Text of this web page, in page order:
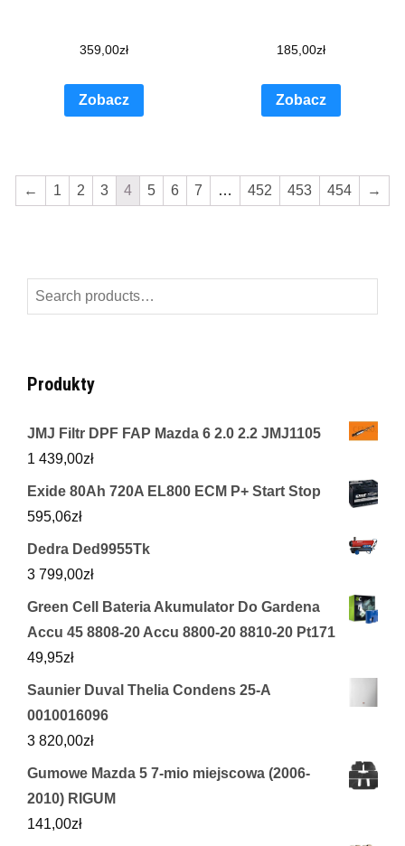
359,00zł
Zobacz
185,00zł
Zobacz
← 1 2 3 4 5 6 7 … 452 453 454 →
Search
for:
Produkty
JMJ Filtr DPF FAP Mazda 6 2.0 2.2 JMJ1105
1 439,00zł
Exide 80Ah 720A EL800 ECM P+ Start Stop
595,06zł
Dedra Ded9955Tk
3 799,00zł
Green Cell Bateria Akumulator Do Gardena
Accu 45 8808-20 Accu 8800-20 8810-20 Pt171
49,95zł
Saunier Duval Thelia Condens 25-A
0010016096
3 820,00zł
Gumowe Mazda 5 7-mio miejscowa (2006-
2010) RIGUM
141,00zł